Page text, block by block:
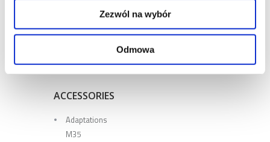
Zezwól na wybór
Odmowa
54
ACCESSORIES
Adaptations
M35